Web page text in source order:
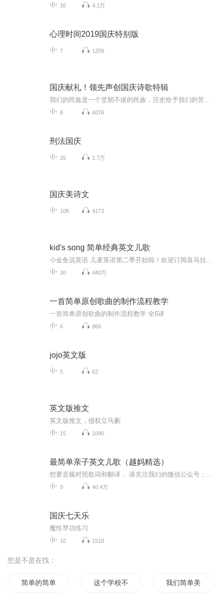
16 4.1万
心理时间2019国庆特别版
7 1259
国庆献礼！领先声创国庆诗歌特辑
8 6076
刑法国庆
26 1.7万
国庆美诗文
108 4173
kid's song 简单经典英文儿歌
30 440万
一首简单原创歌曲的制作流程教学
一首简单原创歌曲的制作流程教学 全6讲
6 866
jojo英文版
5 62
英文版推文
英文版推文，侵权立马删
15 1090
最简单亲子英文儿歌（越妈精选）
9 40.4万
国庆七天乐
魔性早功练习
10 1518
您是不是在找：
简单的简单 这个学校不简单 我们简单美好的